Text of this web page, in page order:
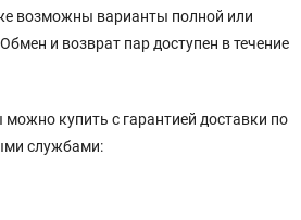
возможны варианты полной или
и возврат пар доступен в течение
купить с гарантией доставки по
службами: